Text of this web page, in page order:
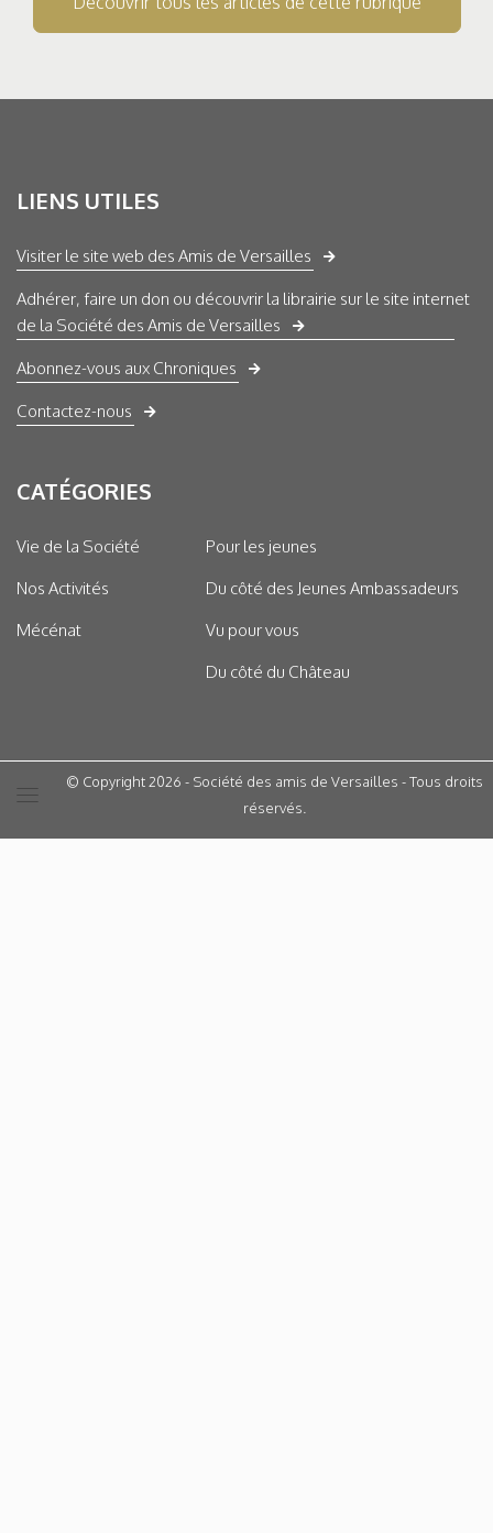
LIENS UTILES
Visiter le site web des Amis de Versailles
Adhérer, faire un don ou découvrir la librairie sur le site internet
de la Société des Amis de Versailles
Abonnez-vous aux Chroniques
Contactez-nous
CATÉGORIES
Vie de la Société
Nos Activités
Mécénat
Pour les jeunes
Du côté des Jeunes Ambassadeurs
Vu pour vous
Du côté du Château
© Copyright 2026 - Société des amis de Versailles - Tous droits
réservés.